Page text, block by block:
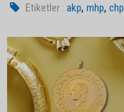
Etiketler : akp,mhp,chp